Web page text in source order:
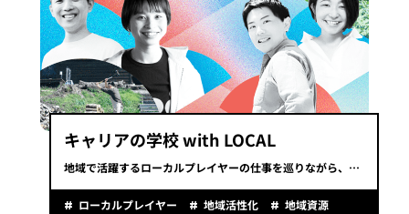
キャリアの学校 with LOCAL
地域で活躍するローカルプレイヤーの仕事を巡りながら、自分らしいキャリア像を発見する「キャリアの学校with LOCAL」。
ローカルプレイヤー 地域活性化
地域資源